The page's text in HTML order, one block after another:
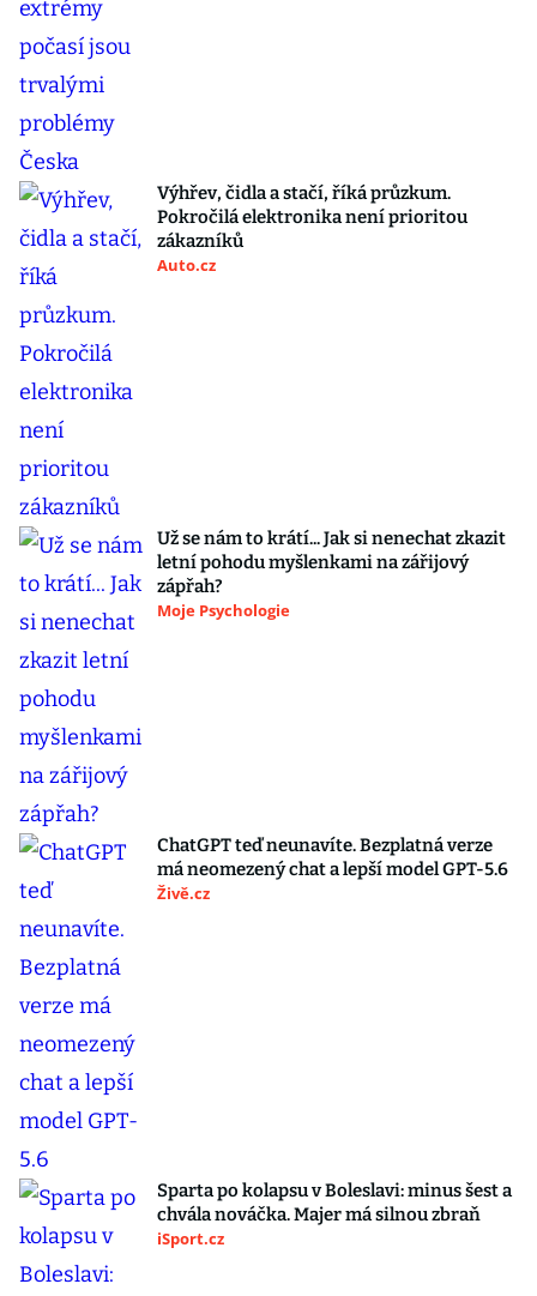
Výhřev, čidla a stačí, říká průzkum.
Pokročilá elektronika není prioritou
zákazníků
Auto.cz
Už se nám to krátí... Jak si nenechat zkazit
letní pohodu myšlenkami na zářijový
zápřah?
Moje Psychologie
ChatGPT teď neunavíte. Bezplatná verze
má neomezený chat a lepší model GPT-5.6
Živě.cz
Sparta po kolapsu v Boleslavi: minus šest a
chvála nováčka. Majer má silnou zbraň
iSport.cz